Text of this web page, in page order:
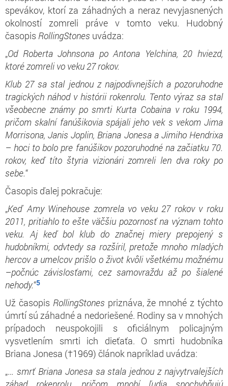
spevákov, ktorí za záhadných a neraz nevyjasnených
okolností zomreli práve v tomto veku. Hudobný
časopis RollingStones uvádza:
„Od Roberta Johnsona po Antona Yelchina, 20 hviezd,
ktoré zomreli vo veku 27 rokov.
Klub 27 sa stal jednou z najpodivnejšícha pozoruhodne
tragických náhod v histórii rokenrolu. Tento výraz sa stal
všeobecne známy po smrti Kurta Cobaina v roku 1994,
pričom skalní fanúšikovia spájali jeho vek s vekom Jima
Morrisona, Janis Joplin, Briana Jonesa a Jimiho Hendrixa
– hoci to bolo pre fanúšikov pozoruhodné na začiatku 70.
rokov, keď títo štyria vizionári zomreli len dva roky po
sebe.“
Časopis ďalej pokračuje:
„Keď Amy Winehouse zomrela vo veku 27 rokov v roku
2011, pritiahlo to ešte väčšiu pozornosť na význam tohto
veku. Aj keď bol klub do značnej miery prepojený s
hudobníkmi, odvtedy sa rozšíril, pretože mnoho mladých
hercov a umelcov prišlo o život kvôli všetkémumožnému
–počnúc závislosťami, cez samovraždu až po šialené
nehody.“5
Už časopis RollingStones priznáva, že mnohé z týchto
úmrtí sú záhadné a nedoriešené. Rodiny sa v mnohých
prípadoch neuspokojili s oficiálnym policajným
vysvetlením smrti ich dieťaťa. O smrti hudobníka
Briana Jonesa (†1969) článok napríklad uvádza:
„… smrť Briana Jonesa sa stala jednou z najvytrvalejších